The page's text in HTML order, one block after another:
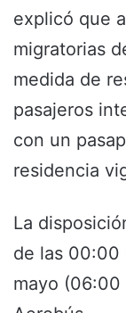
explicó que
migratorias
medida de
pasajeros
con un
residencia
La
de las 00:00
mayo (06:00